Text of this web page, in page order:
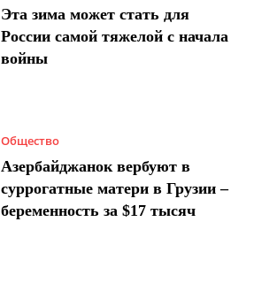
Эта зима может стать для
России самой тяжелой с начала
войны
Общество
Азербайджанок вербуют в
суррогатные матери в Грузии –
беременность за $17 тысяч